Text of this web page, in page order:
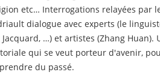
etc… Interrogations relayées par
dialogue avec experts (le
…) et artistes (Zhang Huan).
qui se veut porteur d'avenir,
du passé.